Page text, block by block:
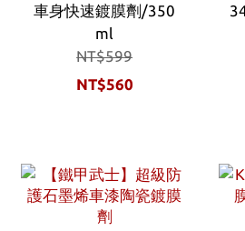
車身快速鍍膜劑/350
ml
NT$599
NT$560